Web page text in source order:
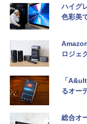
ハイグ
色彩美
ロジェ
「
るオー
総合オ